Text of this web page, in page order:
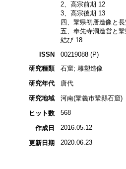
2、高宗前期 12
3、高宗後期 13
四、鞏県初唐造像と
五、奉先寺洞造営と
結び 18
ISSN
00219088 (P)
研究種類
石窟; 雕塑造像
研究年代
唐代
研究地域
河南(鞏義市鞏縣石窟)
ヒット数
568
作成日 2016.05.12
更新日期 2020.06.23